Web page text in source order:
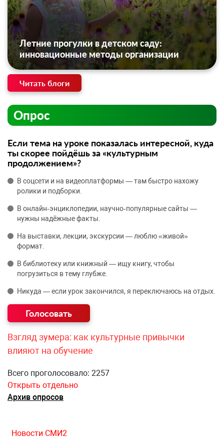
Летние прогулки в детском саду:
инновационные методы организации
Читать блоги
Опрос
Если тема на уроке показалась интересной, куда
ты скорее пойдёшь за «культурным
продолжением»?
В соцсети и на видеоплатформы — там быстро нахожу
ролики и подборки.
В онлайн‑энциклопедии, научно‑популярные сайты —
нужны надёжные факты.
На выставки, лекции, экскурсии — люблю «живой»
формат.
В библиотеку или книжный — ищу книгу, чтобы
погрузиться в тему глубже.
Никуда — если урок закончился, я переключаюсь на отдых.
Взгляд зумера: как культурные привычки
влияют на обучение
Всего проголосовало: 2257
Открыть отдельно
Архив опросов
Новости СМИ2